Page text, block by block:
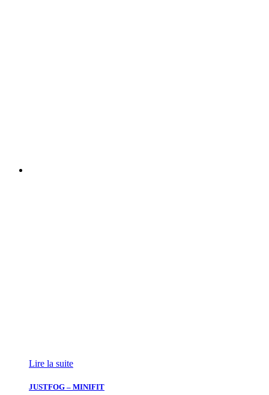
Lire la suite
JUSTFOG – MINIFIT